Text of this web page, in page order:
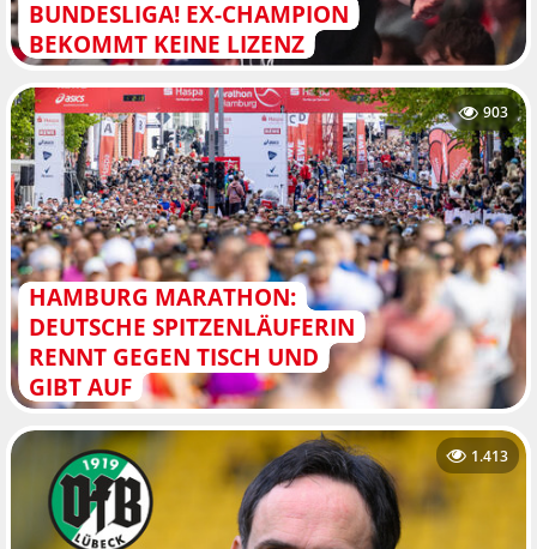
BUNDESLIGA! EX-CHAMPION
BEKOMMT KEINE LIZENZ
HAMBURG MARATHON:
DEUTSCHE SPITZENLÄUFERIN
RENNT GEGEN TISCH UND
GIBT AUF
903
1.413